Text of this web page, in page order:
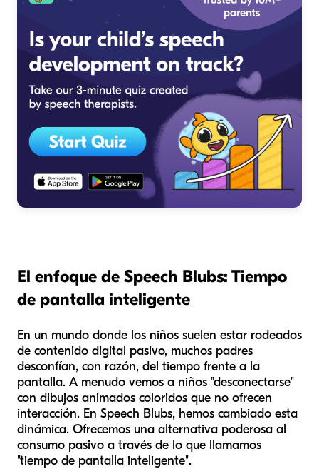
El enfoque de Speech Blubs: Tiempo
de pantalla inteligente
En un mundo donde los niños suelen estar rodeados
de contenido digital pasivo, muchos padres
desconfían, con razón, del tiempo frente a la
pantalla. A menudo vemos a niños "desconectarse"
con dibujos animados coloridos que no ofrecen
interacción. En Speech Blubs, hemos cambiado esta
dinámica. Ofrecemos una alternativa poderosa al
consumo pasivo a través de lo que llamamos
"tiempo de pantalla inteligente".